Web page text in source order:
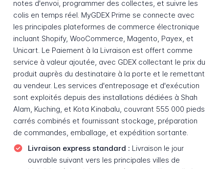
notes d'envoi, programmer des collectes, et suivre les
colis en temps réel. MyGDEX Prime se connecte avec
les principales plateformes de commerce électronique
incluant Shopify, WooCommerce, Magento, Payex, et
Unicart. Le Paiement à la Livraison est offert comme
service à valeur ajoutée, avec GDEX collectant le prix du
produit auprès du destinataire à la porte et le remettant
au vendeur. Les services d'entreposage et d'exécution
sont exploités depuis des installations dédiées à Shah
Alam, Kuching, et Kota Kinabalu, couvrant 555 000 pieds
carrés combinés et fournissant stockage, préparation
de commandes, emballage, et expédition sortante.
Livraison express standard : Livraison le jour
ouvrable suivant vers les principales villes de